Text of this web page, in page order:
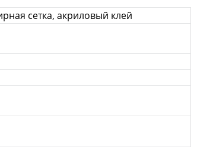
сетка, акриловый клей